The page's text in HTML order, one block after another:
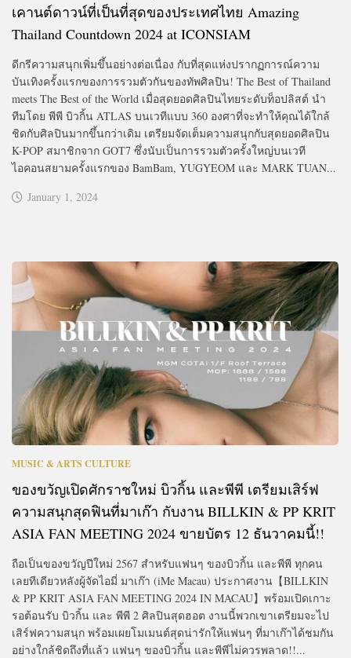
เคานต์ดาวน์ที่เป็นที่สุดของประเทศไทย Amazing
Thailand Countdown 2024 at ICONSIAM
ดีกรีความสนุกเพิ่มขึ้นอย่างต่อเนื่อง กับที่สุดแห่งปรากฏการณ์ความ
บันเทิงครั้งแรกของการรวมตัวกันของทัพศิลปิน! The Best of Thailand
meets The Best of the World เมื่อสุดยอดศิลปินไทยระดับท็อปลิสต์ นำ
ทีมโดย พีพี บิวกิ้น ATLAS บนเวทีแบบ 360 องศาที่จะทำให้คุณได้ใกล้
ชิดกับศิลปินมากขึ้นกว่าเดิม เตรียมจัดเต็มความสนุกกับสุดยอดศิลปิน
K-POP สมาชิกจาก GOT7 ซึ่งนับเป็นการรวมตัวครั้งใหญ่บนเวที
ไอคอนสยามครั้งแรกของ BamBam, YUGYEOM และ MARK TUAN...
January 1, 2024
MUSIC & ARTS CULTURE
ของขวัญเปิดศักราชใหม่ บิวกิ้น และพีพี เตรียมเสิร์ฟ
ความสนุกสุดฟินที่มาเก๊า กับงาน BILLKIN & PP KRIT
ASIA FAN MEETING 2024 ขายบัตร 12 ธันวาคมนี้!!
ถือเป็นของขวัญปีใหม่ 2567 สำหรับแฟนๆ ของบิวกิ้น และพีพี ทุกคน
เลยทีเดียวหลังผู้จัดไอมี่ มาเก๊า (iMe Macau) ประกาศงาน【BILLKIN
& PP KRIT ASIA FAN MEETING 2024 IN MACAU】พร้อมเปิดเกาะ
รอต้อนรับ บิวกิ้น และ พีพี 2 ศิลปินสุดฮอต งานนี้พวกเขาเตรียมจะไป
เสิร์ฟความสนุก พร้อมเผยโมเมนต์สุดน่ารักให้แฟนๆ ที่มาเก๊าได้ชมกัน
อย่างใกล้ชิดถึงที่แล้ว แฟนๆ ของบิวกิ้น และพีพีไม่ควรพลาด!!...